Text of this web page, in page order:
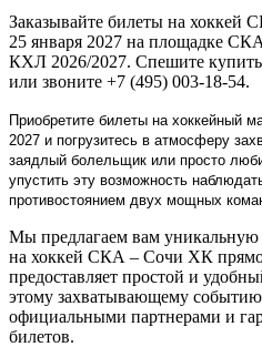
Заказывайте билеты на
25 января 2027 на площадке
КХЛ 2026/2027. Спешите купить
или звоните +7 (495) 003-18-54.
Приобретите билеты на хоккейный
2027 и погрузитесь в атмосферу
заядлый болельщик или просто
упустить эту возможность
противостоянием двух мощных
Мы предлагаем вам уникальную
на хоккей СКА – Сочи ХК
предоставляет простой и
этому захватывающему
официальными партнерами и
билетов.